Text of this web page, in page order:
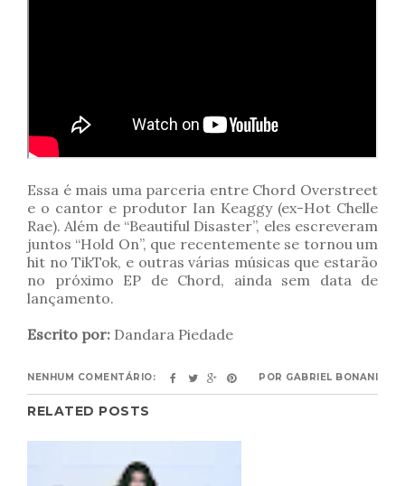
Essa é mais uma parceria entre Chord Overstreet
e o cantor e produtor Ian Keaggy (ex-Hot Chelle
Rae). Além de “Beautiful Disaster”, eles escreveram
juntos “Hold On”, que recentemente se tornou um
hit no TikTok, e outras várias músicas que estarão
no próximo EP de Chord, ainda sem data de
lançamento.
Escrito por: Dandara Piedade
NENHUM COMENTÁRIO: POR GABRIEL BONANI
RELATED POSTS